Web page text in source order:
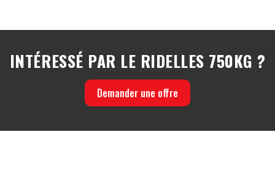
INTÉRESSÉ PAR LE RIDELLES 750KG ?
Demander une offre